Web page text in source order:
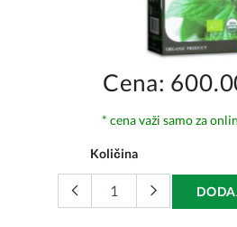
Cena:
* cena važi samo za
Količina